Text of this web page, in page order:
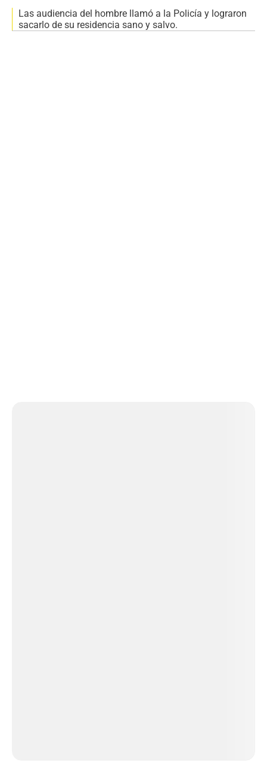
Las audiencia del hombre llamó a la Policía y lograron
sacarlo de su residencia sano y salvo.